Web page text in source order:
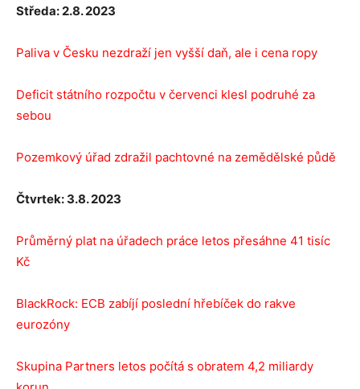
Středa: 2.8. 2023
Paliva v Česku nezdraží jen vyšší daň, ale i cena ropy
Deficit státního rozpočtu v červenci klesl podruhé za
sebou
Pozemkový úřad zdražil pachtovné na zemědělské půdě
Čtvrtek: 3.8. 2023
Průměrný plat na úřadech práce letos přesáhne 41 tisíc
Kč
BlackRock: ECB zabíjí poslední hřebíček do rakve
eurozóny
Skupina Partners letos počítá s obratem 4,2 miliardy